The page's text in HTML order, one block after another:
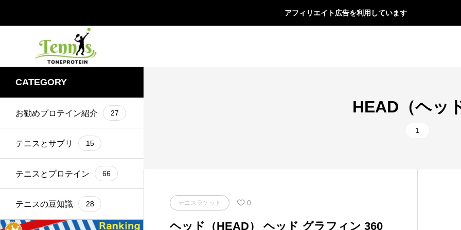
アフィリエイト広告を利用しています
CATEGORY
お勧めプロテイン紹介 27
テニスとサプリ 15
テニスとプロテイン 66
テニスの豆知識 28
HEAD（ヘッ
1
テニスラケット 0
ヘッド（HEAD） ヘッド グラフィン 360